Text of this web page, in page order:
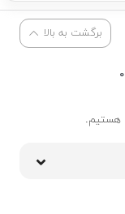
برگشت به بالا